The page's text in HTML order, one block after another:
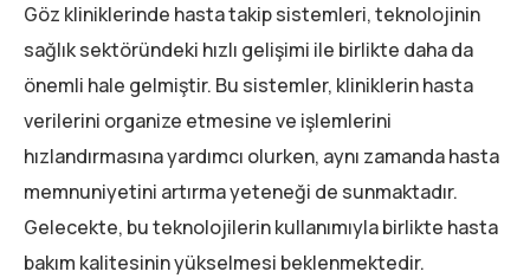
Göz kliniklerinde hasta takip sistemleri, teknolojinin
sağlık sektöründeki hızlı gelişimi ile birlikte daha da
önemli hale gelmiştir. Bu sistemler, kliniklerin hasta
verilerini organize etmesine ve işlemlerini
hızlandırmasına yardımcı olurken, aynı zamanda hasta
memnuniyetini artırma yeteneği de sunmaktadır.
Gelecekte, bu teknolojilerin kullanımıyla birlikte hasta
bakım kalitesinin yükselmesi beklenmektedir.